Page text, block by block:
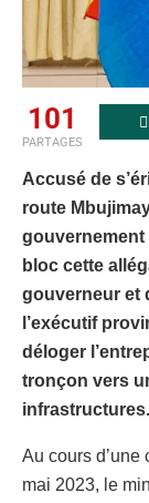
101
PARTAGES
Accusé de
route
gouvernement
bloc cette
gouverneur et
l’exécutif
déloger
tronçon vers
infrastructures.
Au cours
mai 2023, le